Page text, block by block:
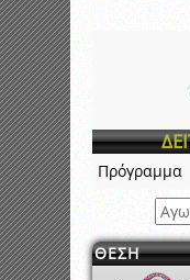
Πρόγραμμα
ΘΕΣΗ